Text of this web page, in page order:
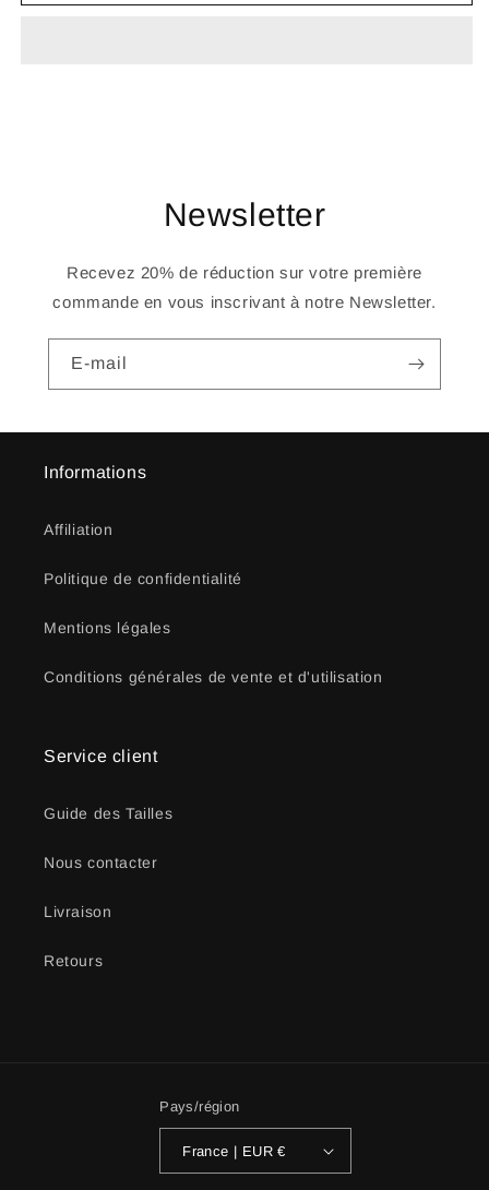
Newsletter
Recevez 20% de réduction sur votre première
commande en vous inscrivant à notre Newsletter.
E-mail
Informations
Affiliation
Politique de confidentialité
Mentions légales
Conditions générales de vente et d'utilisation
Service client
Guide des Tailles
Nous contacter
Livraison
Retours
Pays/région
France | EUR €